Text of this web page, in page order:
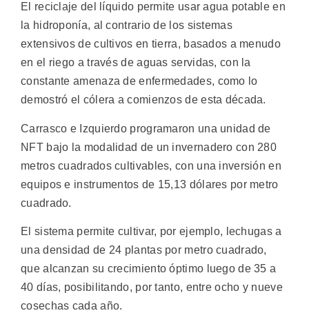
El reciclaje del líquido permite usar agua potable en
la hidroponía, al contrario de los sistemas
extensivos de cultivos en tierra, basados a menudo
en el riego a través de aguas servidas, con la
constante amenaza de enfermedades, como lo
demostró el cólera a comienzos de esta década.
Carrasco e Izquierdo programaron una unidad de
NFT bajo la modalidad de un invernadero con 280
metros cuadrados cultivables, con una inversión en
equipos e instrumentos de 15,13 dólares por metro
cuadrado.
El sistema permite cultivar, por ejemplo, lechugas a
una densidad de 24 plantas por metro cuadrado,
que alcanzan su crecimiento óptimo luego de 35 a
40 días, posibilitando, por tanto, entre ocho y nueve
cosechas cada año.